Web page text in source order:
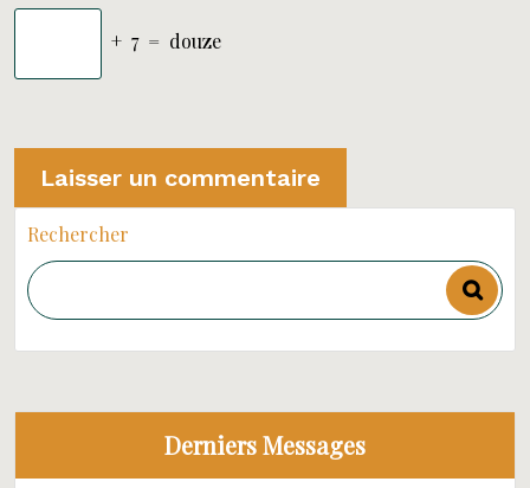
+ 7 = douze
Rechercher
Derniers Messages